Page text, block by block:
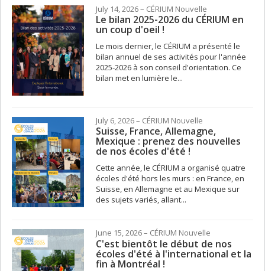
July 14, 2026– CÉRIUM Nouvelle
Le bilan 2025-2026 du CÉRIUM en
un coup d'oeil !
Le mois dernier, le CÉRIUM a présenté le
bilan annuel de ses activités pour l'année
2025-2026 à son conseil d'orientation. Ce
bilan met en lumière le...
July 6, 2026– CÉRIUM Nouvelle
Suisse, France, Allemagne,
Mexique : prenez des nouvelles
de nos écoles d'été !
Cette année, le CÉRIUM a organisé quatre
écoles d'été hors les murs : en France, en
Suisse, en Allemagne et au Mexique sur
des sujets variés, allant...
June 15, 2026– CÉRIUM Nouvelle
C'est bientôt le début de nos
écoles d'été à l'international et la
fin à Montréal !